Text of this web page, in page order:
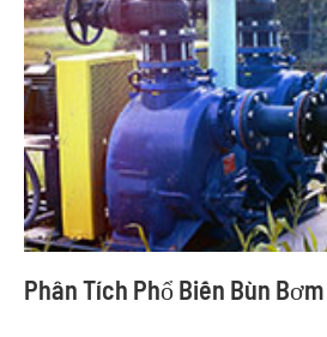
Phân Tích Phổ Biến Bùn